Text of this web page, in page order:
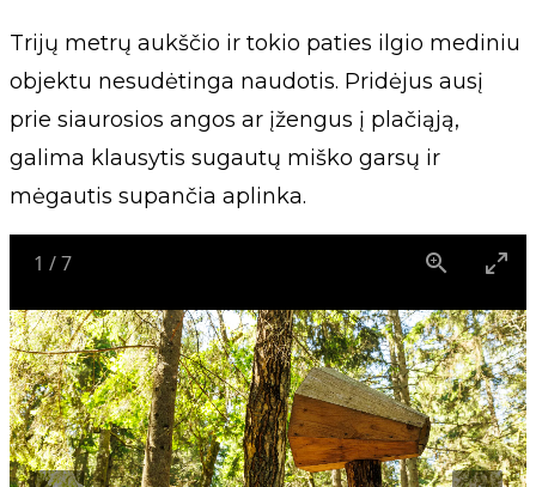
Trijų metrų aukščio ir tokio paties ilgio mediniu
objektu nesudėtinga naudotis. Pridėjus ausį
prie siaurosios angos ar įžengus į plačiąją,
galima klausytis sugautų miško garsų ir
mėgautis supančia aplinka.
1 /7